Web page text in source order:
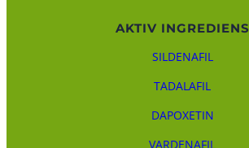
AKTIV INGREDIENS
SILDENAFIL
TADALAFIL
DAPOXETIN
VARDENAFIL